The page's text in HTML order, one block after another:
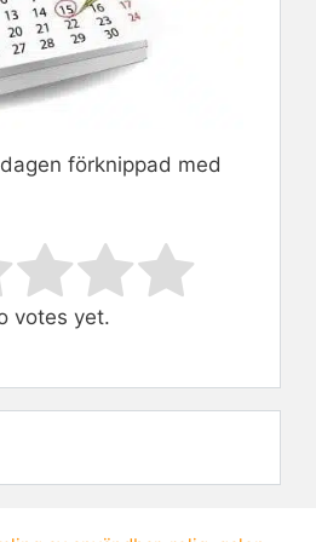
förknippad med
Submit Rating
votes yet.